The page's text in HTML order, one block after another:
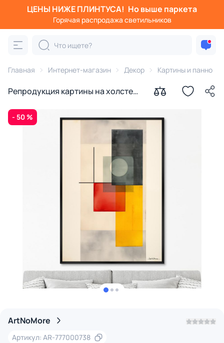
ЦЕНЫ НИЖЕ ПЛИНТУСА! Но выше паркета
Горячая распродажа светильников
Главная Интернет-магазин Декор Картины и панно
Репродукция картины на холсте
- 50 %
ArtNoMore
Артикул: AR-777000738